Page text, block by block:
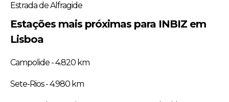
Estrada de Alfragide
Estações mais próximas para INBIZ em
Lisboa
Campolide - 4.820 km
Sete-Rios - 4.980 km